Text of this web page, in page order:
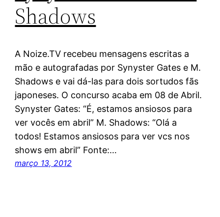
Shadows
A Noize.TV recebeu mensagens escritas a
mão e autografadas por Synyster Gates e M.
Shadows e vai dá-las para dois sortudos fãs
japoneses. O concurso acaba em 08 de Abril.
Synyster Gates: “É, estamos ansiosos para
ver vocês em abril” M. Shadows: “Olá a
todos! Estamos ansiosos para ver vcs nos
shows em abril” Fonte:…
março 13, 2012